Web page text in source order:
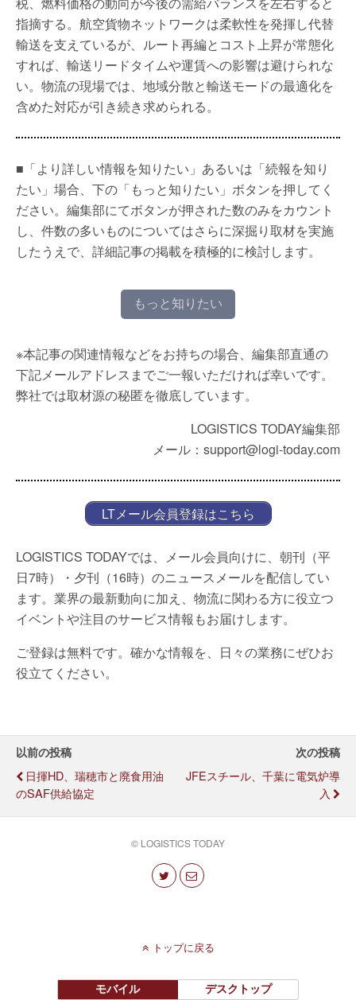
指摘する。航空貨物ネットワークは柔軟性を発揮し代替
輸送を支えているが、ルート再編とコスト上昇が常態化
すれば、輸送リードタイムや運賃への影響は避けられな
い。物流の現場では、地域分散と輸送モードの最適化を
含めた対応が引き続き求められる。
■「より詳しい情報を知りたい」あるいは「続報を知り
たい」場合、下の「もっと知りたい」ボタンを押してく
ださい。編集部にてボタンが押された数のみをカウント
し、件数の多いものについてはさらに深掘り取材を実施
したうえで、詳細記事の掲載を積極的に検討します。
もっと知りたい
※本記事の関連情報などをお持ちの場合、編集部直通の
下記メールアドレスまでご一報いただければ幸いです。
弊社では取材源の秘匿を徹底しています。
LOGISTICS TODAY編集部
メール：support@logi-today.com
LTメール会員登録はこちら
LOGISTICS TODAYでは、メール会員向けに、朝刊（平
日7時）・夕刊（16時）のニュースメールを配信してい
ます。業界の最新動向に加え、物流に関わる方に役立つ
イベントや注目のサービス情報もお届けします。
ご登録は無料です。確かな情報を、日々の業務にぜひお
役立てください。
以前の投稿
日揮HD、瑞穂市と廃食用油
のSAF供給協定
次の投稿
JFEスチール、千葉に電気炉導
入
© LOGISTICS TODAY
トップに戻る
モバイル デスクトップ